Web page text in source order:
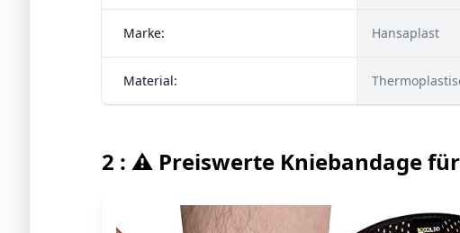
Marke: Hansaplast
Material:
2 : ⚠️ Preiswerte Kniebandage